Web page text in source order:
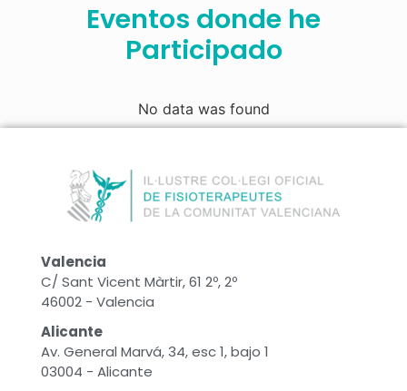
Eventos donde he
Participado
No data was found
Valencia
C/ Sant Vicent Màrtir, 61 2º, 2º
46002 - Valencia
Alicante
Av. General Marvá, 34, esc 1, bajo 1
03004 - Alicante